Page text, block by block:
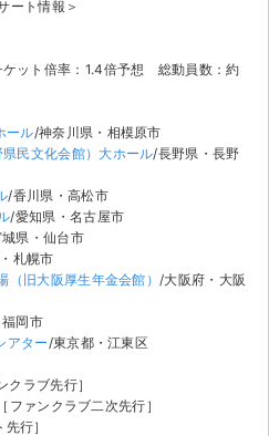
ート情報＞
ット倍率：1.4倍予想 総動員数：約
ール/神奈川県・相模原市
民文化会館）大ホール/長野県・長野
/香川県・高松市
/愛知県・名古屋市
城県・仙台市
札幌市
（旧大阪厚生年金会館） /大阪府・大阪
岡市
アター /東京都・江東区
ラブ先行］
ァンクラブ二次先行］
行］